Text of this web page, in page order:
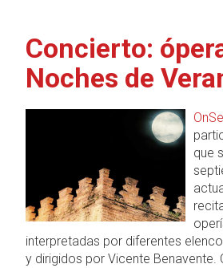
Concierto:
Noches de
que
interpretadas por diferentes
y dirigidos por Vicente